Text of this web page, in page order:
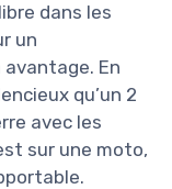
dans les
un
En
qu’un 2
avec les
sur une moto,